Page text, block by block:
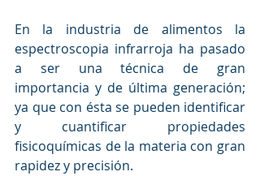
En la industria de alimentos la
espectroscopia infrarroja ha pasado
a ser una técnica de gran
importancia y de última generación;
ya que con ésta se pueden identificar
y cuantificar propiedades
fisicoquímicas de la materia con gran
rapidez y precisión.